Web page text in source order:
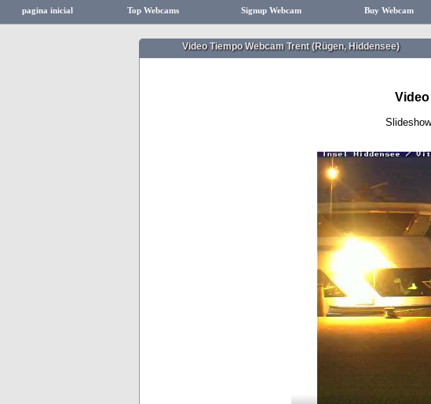
pagina inicial Top Webcams Signup Webcam Buy Webcam
Video Tiempo Webcam Trent (Rügen, Hiddensee)
Video